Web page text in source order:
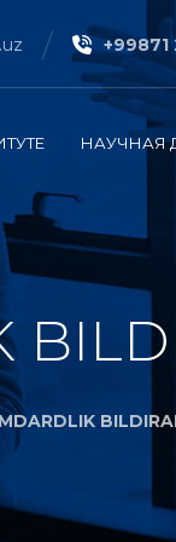
+99871
НАУЧНАЯ